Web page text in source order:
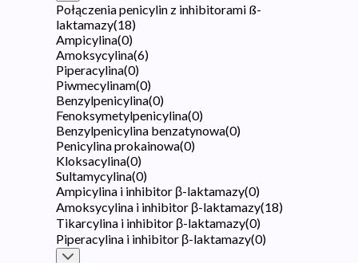
Połączenia penicylin z inhibitorami ß-
laktamazy(18)
Ampicylina(0)
Amoksycylina(6)
Piperacylina(0)
Piwmecylinam(0)
Benzylpenicylina(0)
Fenoksymetylpenicylina(0)
Benzylpenicylina benzatynowa(0)
Penicylina prokainowa(0)
Kloksacylina(0)
Sultamycylina(0)
Ampicylina i inhibitor β-laktamazy(0)
Amoksycylina i inhibitor β-laktamazy(18)
Tikarcylina i inhibitor β-laktamazy(0)
Piperacylina i inhibitor β-laktamazy(0)